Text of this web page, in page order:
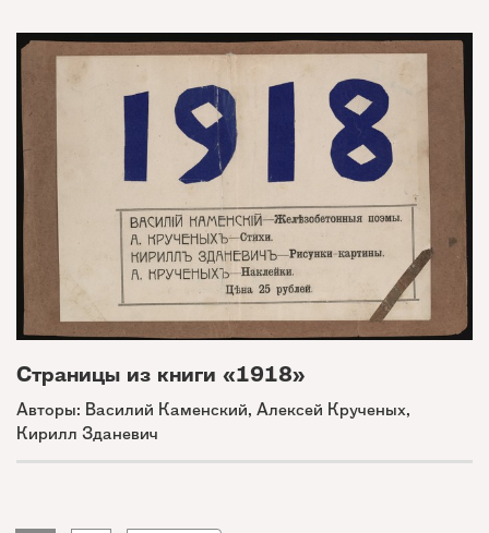
Страницы из книги «1918»
Авторы: Василий Каменский, Алексей Крученых,
Кирилл Зданевич